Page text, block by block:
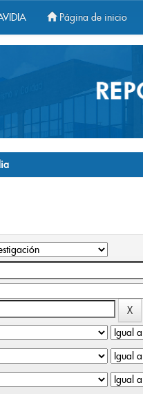
Página de inicio